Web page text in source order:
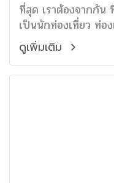
ที่สุด เราต้องจากกัน
เป็นนักท่องเที่ยว ท่อ
ดูเพิ่มเติม